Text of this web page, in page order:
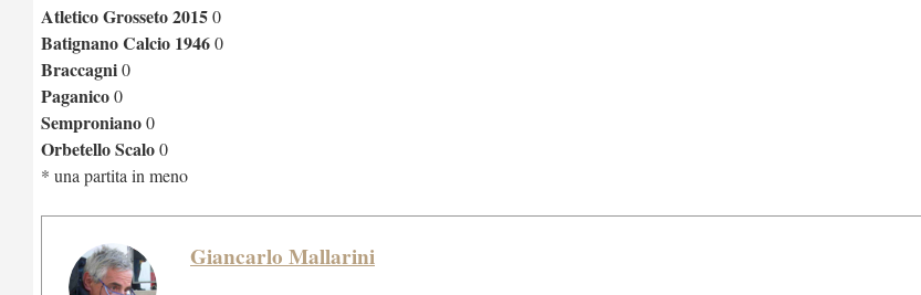
Atletico Grosseto 20150
Batignano Calcio 19460
Braccagni0
Paganico0
Semproniano0
Orbetello Scalo0
* una partita in meno
Giancarlo Mallarini